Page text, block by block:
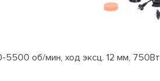
об/мин, ход эксц. 12 мм, 750Вт